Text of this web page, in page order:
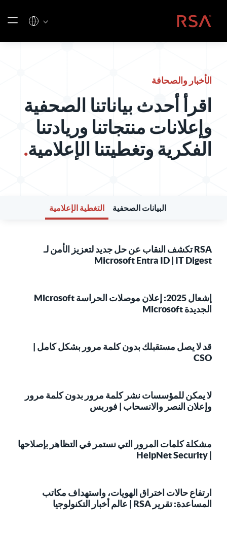
الصفحة الرئيسية
الأخبار والصحافة
اقرأ أحدث بياناتنا الصحفية
وإعلانات منتجاتنا وريادتنا
الفكرية وتغطيتنا الإعلامية.
البيانات الصحفية التغطية الإعلامية
RSA تكشف النقاب عن حل جديد لتعزيز الأمن لـ
Microsoft Entra ID | IT Digest
إشعال 2025: إعلان موصلات الحراسة Microsoft
الجديدة Microsoft
قد لا يصل مستقبلك بدون كلمة مرور بشكل كامل |
CSO
لا يمكن للمؤسسات نشر كلمة مرور بدون كلمة مرور
وإعلان النصر والانسحاب | فوربس
مشكلة كلمات المرور التي نستمر في التظاهر بإصلاحها
ارتفاع حالات اختراق الهويات، واستهداف مكاتب
المساعدة: تقرير RSA | عالم أخبار التكنولوجيا